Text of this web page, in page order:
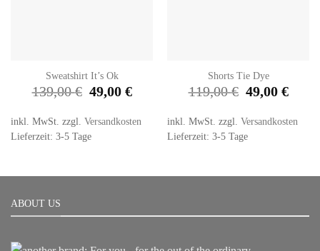
Sweatshirt It’s Ok
139,00€
Ursprünglicher
Preis
139,00 €
49,00 €Aktueller
Preis
inkl. MwSt. zzgl. Versandkosten
Lieferzeit: 3-5 Tage
Shorts Tie Dye
119,00€
Ursprünglicher
Preis
119,00 €
49,00 €Preis
inkl. MwSt. zzgl. Versandkosten
Lieferzeit: 3-5 Tage
ABOUT US